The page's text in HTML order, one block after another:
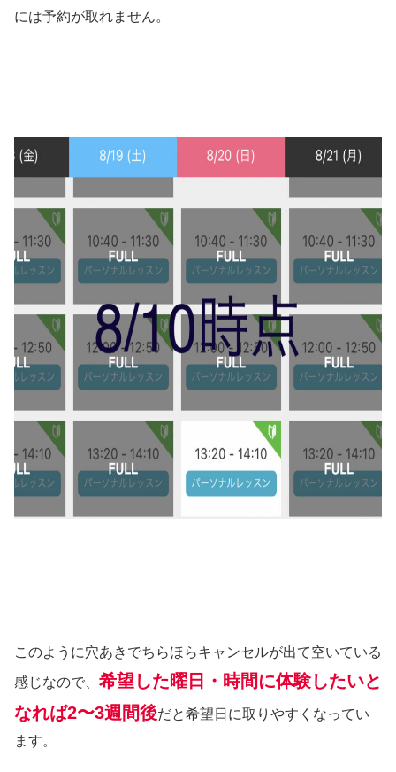
には予約が取れません。
このように穴あきでちらほらキャンセルが出て空いている
感じなので、 希望した曜日・時間に体験したいと
なれば2〜3週間後だと希望日に取りやすくなってい
ます。